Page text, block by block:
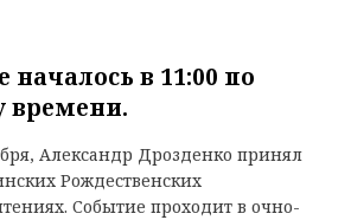
в 11:00 по
времени.
Александр Дрозденко принял
Рождественских
Событие проходит в очно-